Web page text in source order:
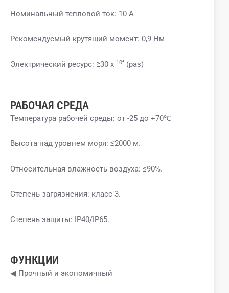
Номинальный тепловой ток: 10 А
Рекомендуемый крутящий момент: 0,9 Нм
Электрический ресурс: ≥30 x 10⁴ (раз)
РАБОЧАЯ СРЕДА
Температура рабочей среды: от -25 до +70℃
Высота над уровнем моря: ≤2000 м.
Относительная влажность воздуха: ≤90%.
Степень загрязнения: класс 3.
Степень защиты: IP40/IP65.
ФУНКЦИИ
◀ Прочный и экономичный